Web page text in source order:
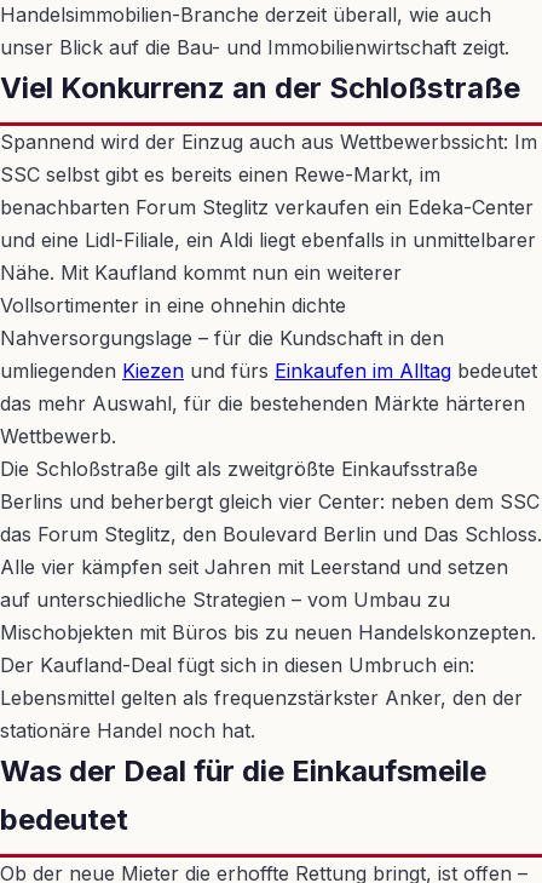
Handelsimmobilien-Branche derzeit überall, wie auch
unser Blick auf die Bau- und Immobilienwirtschaft zeigt.
Viel Konkurrenz an der Schloßstraße
Spannend wird der Einzug auch aus Wettbewerbssicht: Im
SSC selbst gibt es bereits einen Rewe-Markt, im
benachbarten Forum Steglitz verkaufen ein Edeka-Center
und eine Lidl-Filiale, ein Aldi liegt ebenfalls in unmittelbarer
Nähe. Mit Kaufland kommt nun ein weiterer
Vollsortimenter in eine ohnehin dichte
Nahversorgungslage – für die Kundschaft in den
umliegenden Kiezen und fürs Einkaufen im Alltag bedeutet
das mehr Auswahl, für die bestehenden Märkte härteren
Wettbewerb.
Die Schloßstraße gilt als zweitgrößte Einkaufsstraße
Berlins und beherbergt gleich vier Center: neben dem SSC
das Forum Steglitz, den Boulevard Berlin und Das Schloss.
Alle vier kämpfen seit Jahren mit Leerstand und setzen
auf unterschiedliche Strategien – vom Umbau zu
Mischobjekten mit Büros bis zu neuen Handelskonzepten.
Der Kaufland-Deal fügt sich in diesen Umbruch ein:
Lebensmittel gelten als frequenzstärkster Anker, den der
stationäre Handel noch hat.
Was der Deal für die Einkaufsmeile
bedeutet
Ob der neue Mieter die erhoffte Rettung bringt, ist offen –